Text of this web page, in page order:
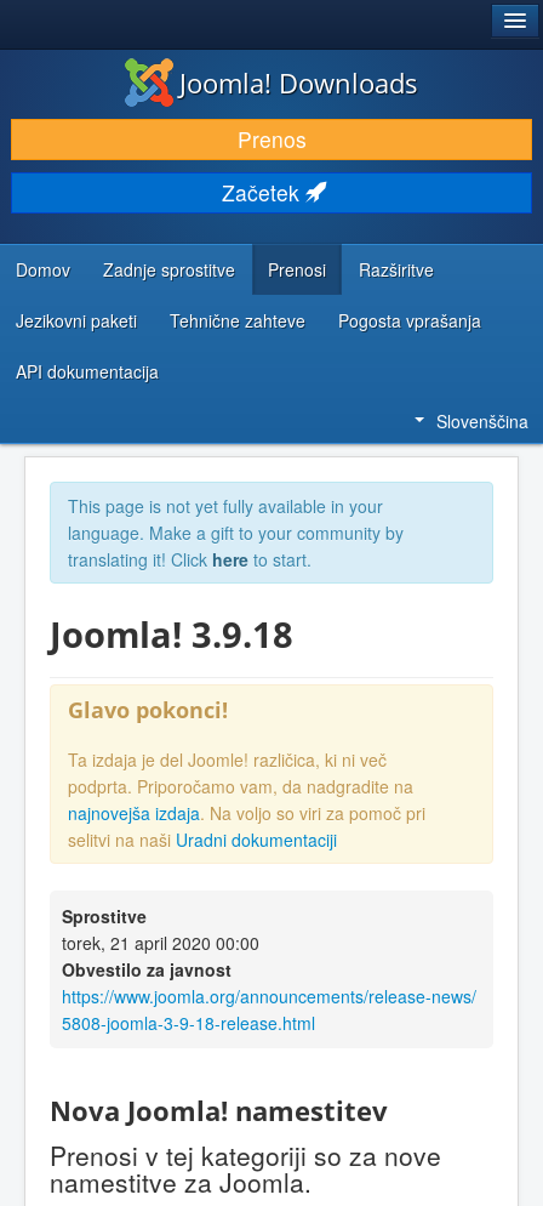
PRENESI IN RAZŠIRI
ODKRIJTE & IZVEJTE
SKUPNOST IN PODPORA
VIRI ZA RAZVIJALCE
Joomla! Downloads
Prenos
Začetek
Domov Zadnje sprostitve Prenosi Razširitve
Jezikovni paketi Tehnične zahteve Pogosta vprašanja
API dokumentacija
Slovenščina
This page is not yet fully available in your
language. Make a gift to your community by
translating it! Click here to start.
Joomla! 3.9.18
Glavo pokonci!
Ta izdaja je del Joomle! različica, ki ni več
podprta. Priporočamo vam, da nadgradite na
najnovejša izdaja. Na voljo so viri za pomoč pri
selitvi na naši Uradni dokumentaciji
Sprostitve
torek, 21 april 2020 00:00
Obvestilo za javnost
https://www.joomla.org/announcements/release-news/
5808-joomla-3-9-18-release.html
Nova Joomla! namestitev
Prenosi v tej kategoriji so za nove
namestitve za Joomla.